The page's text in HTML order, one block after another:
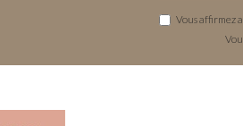
Vous affirmez